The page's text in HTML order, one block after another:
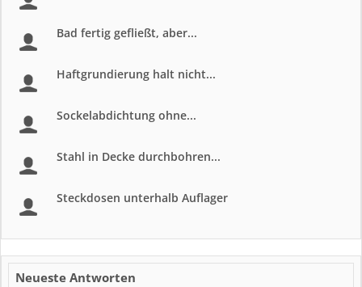
Bad fertig gefließt, aber...
Haftgrundierung halt nicht...
Sockelabdichtung ohne...
Stahl in Decke durchbohren...
Steckdosen unterhalb Auflager
Neueste Antworten